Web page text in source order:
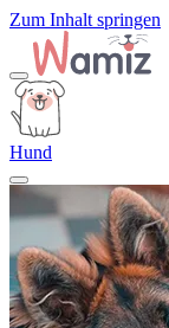
Zum Inhalt springen
Hund